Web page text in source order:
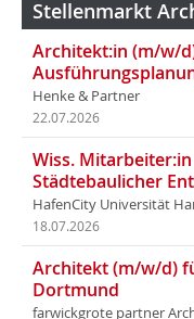
Stellenmarkt
Architekt:in (m/w/
Henke & Partner
22.07.2026
Wiss.
Städtebaulicher
HafenCity Universität
18.07.2026
Architekt (m/w/d)
Dortmund
farwickgrote partner